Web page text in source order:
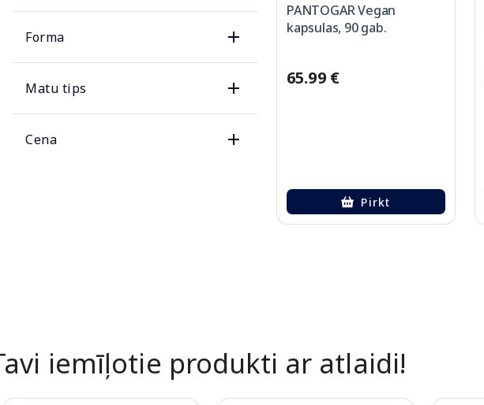
Forma
Matu tips
Cena
PANTOGAR Vegan
kapsulas, 90 gab.
65.99 €
Pirkt
iemīļotie produkti ar atlaidi!